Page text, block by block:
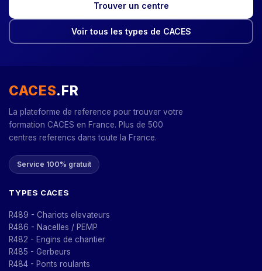
Trouver un centre
Voir tous les types de CACES
CACES.FR
La plateforme de reference pour trouver votre
formation CACES en France. Plus de 500
centres referencs dans toute la France.
Service 100% gratuit
TYPES CACES
R489 - Chariots elevateurs
R486 - Nacelles / PEMP
R482 - Engins de chantier
R485 - Gerbeurs
R484 - Ponts roulants